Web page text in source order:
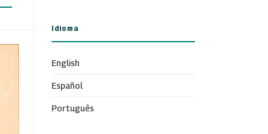
Idioma
English
Español
Português